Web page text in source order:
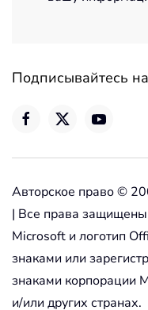
Подписывайтесь
Авторское право ©
| Все права
Microsoft и логотип
знаками или
знаками корпорации
и/или других странах.